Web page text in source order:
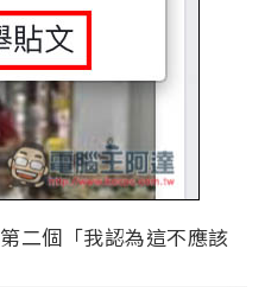
二個「我認為這不應該